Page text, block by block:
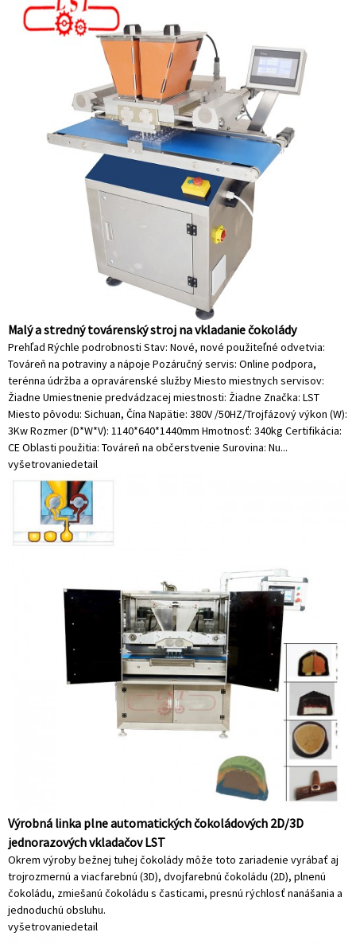
Malý a stredný továrenský stroj na vkladanie čokolády
Prehľad Rýchle podrobnosti Stav: Nové, nové použiteľné odvetvia:
Továreň na potraviny a nápoje Pozáručný servis: Online podpora,
terénna údržba a opravárenské služby Miesto miestnych servisov:
Žiadne Umiestnenie predvádzacej miestnosti: Žiadne Značka: LST
Miesto pôvodu: Sichuan, Čína Napätie: 380V /50HZ/Trojfázový výkon (W):
3Kw Rozmer (D*W*V): 1140*640*1440mm Hmotnosť: 340kg Certifikácia:
CE Oblasti použitia: Továreň na občerstvenie Surovina: Nu...
vyšetrovaniedetail
Výrobná linka plne automatických čokoládových 2D/3D
jednorazových vkladačov LST
Okrem výroby bežnej tuhej čokolády môže toto zariadenie vyrábať aj
trojrozmernú a viacfarebnú (3D), dvojfarebnú čokoládu (2D), plnenú
čokoládu, zmiešanú čokoládu s časticami, presnú rýchlosť nanášania a
jednoduchú obsluhu.
vyšetrovaniedetail